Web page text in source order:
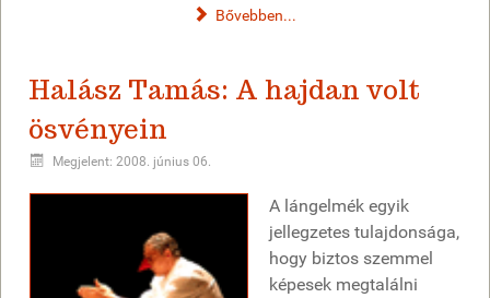
Bővebben...
Halász Tamás: A hajdan volt
ösvényein
Megjelent: 2008. június 06.
A lángelmék egyik
jellegzetes tulajdonsága,
hogy biztos szemmel
képesek megtalálni